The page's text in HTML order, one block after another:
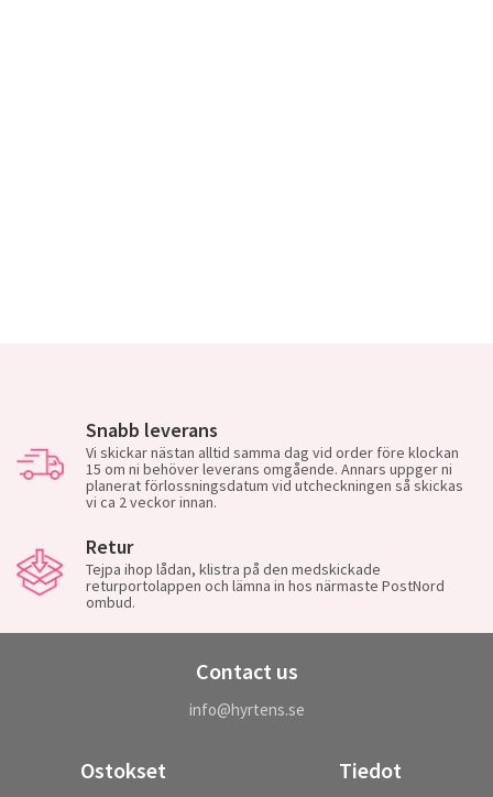
Snabb leverans
Vi skickar nästan alltid samma dag vid order före klockan
15 om ni behöver leverans omgående. Annars uppger ni
planerat förlossningsdatum vid utcheckningen så skickas
vi ca 2 veckor innan.
Retur
Tejpa ihop lådan, klistra på den medskickade
returportolappen och lämna in hos närmaste PostNord
ombud.
Contact us
info@hyrtens.se
Ostokset Tiedot